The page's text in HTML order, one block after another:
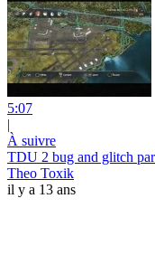
5:07
|
À suivre
TDU 2 bug and glitch
Theo Toxik
il y a 13 ans